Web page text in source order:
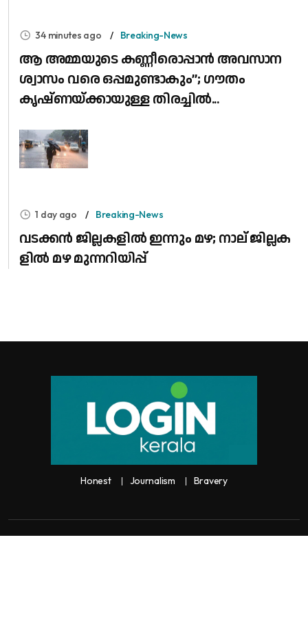
34 minutes ago Breaking-News
ആ അമ്മയുടെ കണ്ണീരൊപ്പാൻ അവസാന
ശ്വാസം വരെ ഒപ്പമുണ്ടാകും”; ഗൗതം
കൃഷ്ണയ്ക്കായുള്ള തിരച്ചിൽ...
1 day ago Breaking-News
വ​ട​ക്ക​ൻ ജി​ല്ല​ക​ളി​ൽ ഇ​ന്നും മ​ഴ; നാ​ല് ജി​ല്ല​ക​
ളി​ൽ മ​ഴ മു​ന്ന​റി​യി​പ്പ്
Honest Journalism Bravery